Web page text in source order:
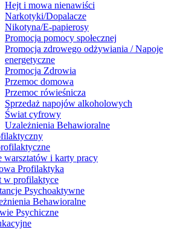
Hejt i mowa nienawiści
Narkotyki/Dopalacze
Nikotyna/E-papierosy
Promocja pomocy społecznej
Promocja zdrowego odżywiania / Napoje
energetyczne
Promocja Zdrowia
Przemoc domowa
Przemoc rówieśnicza
Sprzedaż napojów alkoholowych
Świat cyfrowy
Uzależnienia Behawioralne
warsztatów i karty pracy
Profilaktyka
w profilaktyce
Psychoaktywne
Behawioralne
Psychiczne